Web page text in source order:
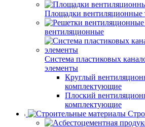
Площадки вентиляционные
вентиляционные
Система пластиковых
элементы
Круглый
комплектующие
Плоский
комплектующие